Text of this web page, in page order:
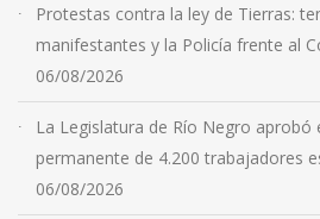
Protestas contra la ley de Tierras:
manifestantes y la Policía frente al
06/08/2026
La Legislatura de Río Negro aprobó
permanente de 4.200 trabajadores
06/08/2026